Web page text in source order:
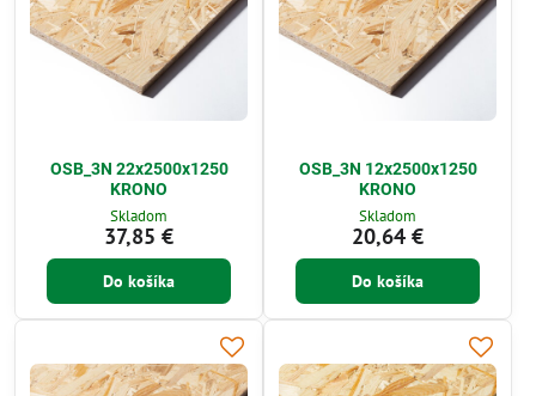
OSB_3N 22x2500x1250
KRONO
Skladom
37,85 €
Do košíka
OSB_3N 12x2500x1250
KRONO
Skladom
20,64 €
Do košíka